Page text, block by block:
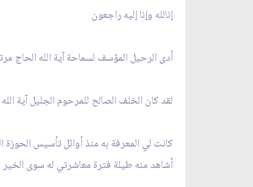
إنالله وإنا إليه راجعون‏
أدى الرحيل المؤسف لسماحة آية الله الحاج
لقد كان الخلف الصالح للمرحوم الجليل آية
كانت لي المعرفة به منذ أوائل تأسيس الحوزة
أشاهد منه طيلة فترة معاشرتي له سوى الخير